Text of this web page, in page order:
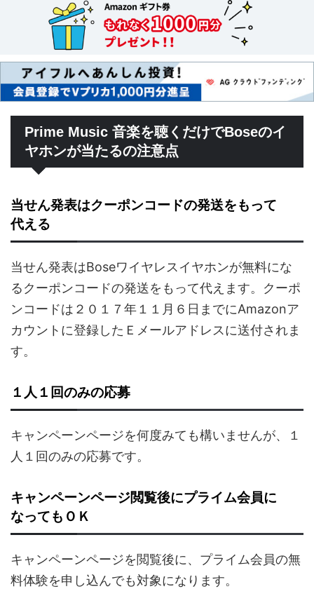
Prime Music 音楽を聴くだけでBoseのイ
ヤホンが当たるの注意点
当せん発表はクーポンコードの発送をもって
代える
当せん発表はBoseワイヤレスイヤホンが無料にな
るクーポンコードの発送をもって代えます。クーポ
ンコードは２０１７年１１月６日までにAmazonア
カウントに登録したＥメールアドレスに送付されま
す。
１人１回のみの応募
キャンペーンページを何度みても構いませんが、１
人１回のみの応募です。
キャンペーンページ閲覧後にプライム会員に
なってもＯＫ
キャンペーンページを閲覧後に、プライム会員の無
料体験を申し込んでも対象になります。